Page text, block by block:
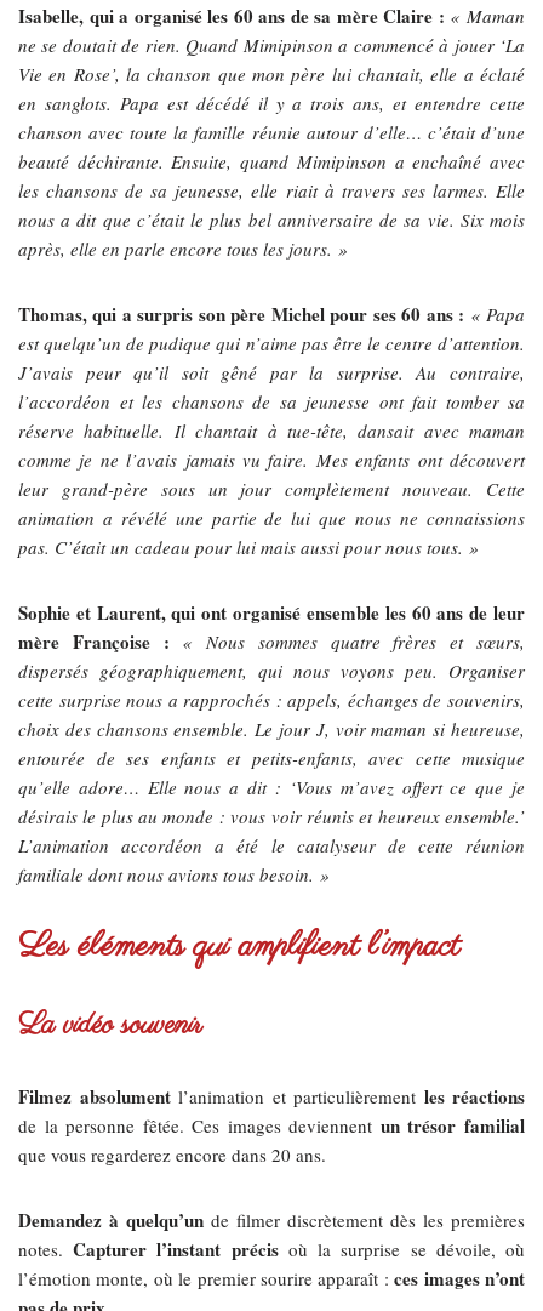
Isabelle, qui a organisé les 60 ans de sa mère Claire : « Maman
ne se doutait de rien. Quand Mimipinson a commencé à jouer ‘La
Vie en Rose’, la chanson que mon père lui chantait, elle a éclaté
en sanglots. Papa est décédé il y a trois ans, et entendre cette
chanson avec toute la famille réunie autour d’elle… c’était d’une
beauté déchirante. Ensuite, quand Mimipinson a enchaîné avec
les chansons de sa jeunesse, elle riait à travers ses larmes. Elle
nous a dit que c’était le plus bel anniversaire de sa vie. Six mois
après, elle en parle encore tous les jours. »
Thomas, qui a surpris son père Michel pour ses 60 ans : « Papa
est quelqu’un de pudique qui n’aime pas être le centre d’attention.
J’avais peur qu’il soit gêné par la surprise. Au contraire,
l’accordéon et les chansons de sa jeunesse ont fait tomber sa
réserve habituelle. Il chantait à tue-tête, dansait avec maman
comme je ne l’avais jamais vu faire. Mes enfants ont découvert
leur grand-père sous un jour complètement nouveau. Cette
animation a révélé une partie de lui que nous ne connaissions
pas. C’était un cadeau pour lui mais aussi pour nous tous. »
Sophie et Laurent, qui ont organisé ensemble les 60 ans de leur
mère Françoise : « Nous sommes quatre frères et sœurs,
dispersés géographiquement, qui nous voyons peu. Organiser
cette surprise nous a rapprochés : appels, échanges de souvenirs,
choix des chansons ensemble. Le jour J, voir maman si heureuse,
entourée de ses enfants et petits-enfants, avec cette musique
qu’elle adore… Elle nous a dit : ‘Vous m’avez offert ce que je
désirais le plus au monde : vous voir réunis et heureux ensemble.’
L’animation accordéon a été le catalyseur de cette réunion
familiale dont nous avions tous besoin. »
Les éléments qui amplifient l’impact
La vidéo souvenir
Filmez absolumentl’animation et particulièrement les réactions
de la personne fêtée. Ces images deviennent un trésor familial
que vous regarderez encore dans 20 ans.
Demandez à quelqu’un de filmer discrètement dès les premières
notes.Capturer l’instant précisoù la surprise se dévoile, où
l’émotion monte, où le premier sourire apparaît :ces images n’ont